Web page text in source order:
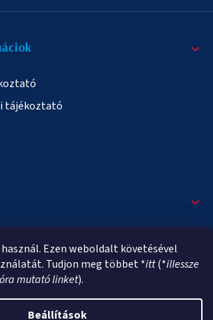
Ezen weboldalt követésével
Tudjon meg többet *itt(*illessze
mutató linket).
Beállítások
tájékoztató